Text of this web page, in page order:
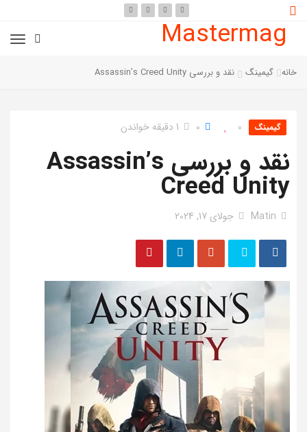
Mastermag
خانه گیمینگ نقد و بررسی Assassin’s Creed Unity
گیمینگ 0
0 1 دقیقه خواندن
نقد و بررسی Assassin’s
Creed Unity
Matin جولای 17, 2024